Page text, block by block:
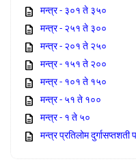
मन्त्र - ३०१ ते ३५०
मन्त्र - २५१ ते ३००
मन्त्र - २०१ ते २५०
मन्त्र - १५१ ते २००
मन्त्र - १०१ ते १५०
मन्त्र - ५१ ते १००
मन्त्र - १ ते ५०
मन्त्र प्रतिलोम दुर्गासप्तशती